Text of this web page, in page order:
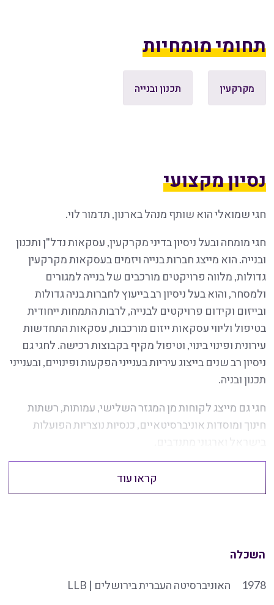
תחומי מומחיות
מקרקעין תכנון ובנייה
נסיון מקצועי
חגי שמואלי הוא שותף מנהל בארנון, תדמור לוי.
חגי מומחה ובעל ניסיון בדיני מקרקעין, עסקאות נדל"ן ותכנון
ובנייה. הוא מייצג חברות בנייה ויזמים בעסקאות מקרקעין
גדולות, מלווה פרויקטים מורכבים של בנייה למגורים
ולמסחר, והוא בעל ניסיון רב בייעוץ לחברות בניה גדולות
ובייזום וקידום פרויקטים לבנייה, לרבות התמחות ייחודית
בטיפול וליווי עסקאות ייזום מורכבות, עסקאות התחדשות
עירונית ופינוי בינוי, וטיפול מקיף בקבוצות רכישה. לחגי גם
ניסיון רב שנים בייצוג עיריות בענייני הפקעות ופינויים, ובענייני
תכנון ובניה.
חגי גם מייצג לקוחות מן המגזר השלישי, עמותות, רשתות
חינוך ומוסדות אוניברסיטאיים, כנסיות נוצריות הפועלות
בישראל וארגוני מתנדבים.
קראו עוד
השכלה
1978 האוניברסיטה העברית בירושלים | LLB